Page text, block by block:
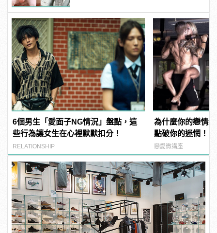
6個男生「愛面子NG情況」盤點，這
些行為讓女生在心裡默默扣分！
RELATIONSHIP
為什麼你的戀情
點破你的迷惘！
戀愛微講座